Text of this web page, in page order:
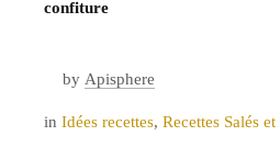
confiture
by Apisphere
inIdées recettes,Recettes Salés et